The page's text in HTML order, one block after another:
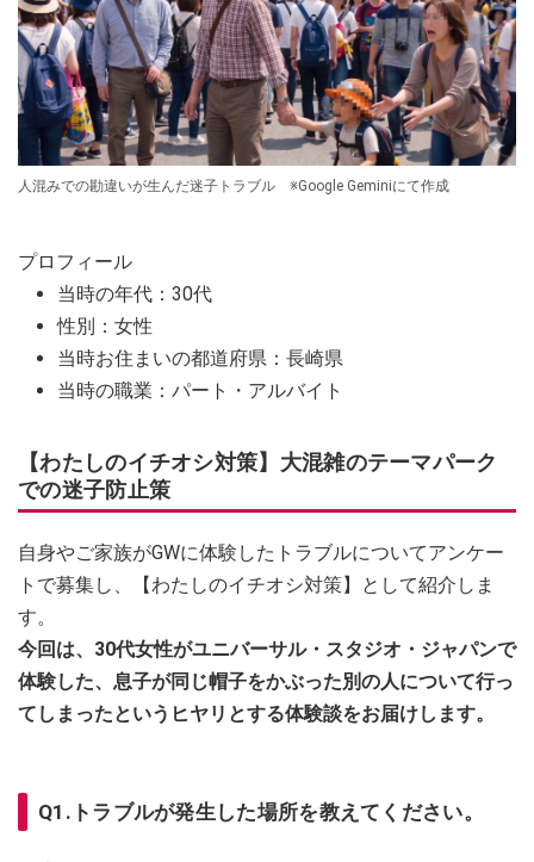
人混みでの勘違いが生んだ迷子トラブル ※Google Geminiにて作成
プロフィール
当時の年代：30代
性別：女性
当時お住まいの都道府県：長崎県
当時の職業：パート・アルバイト
【わたしのイチオシ対策】大混雑のテーマパーク
での迷子防止策
自身やご家族がGWに体験したトラブルについてアンケー
トで募集し、【わたしのイチオシ対策】として紹介しま
す。
今回は、30代女性がユニバーサル・スタジオ・ジャパンで
体験した、息子が同じ帽子をかぶった別の人について行っ
てしまったというヒヤリとする体験談をお届けします。
Q1.トラブルが発生した場所を教えてください。